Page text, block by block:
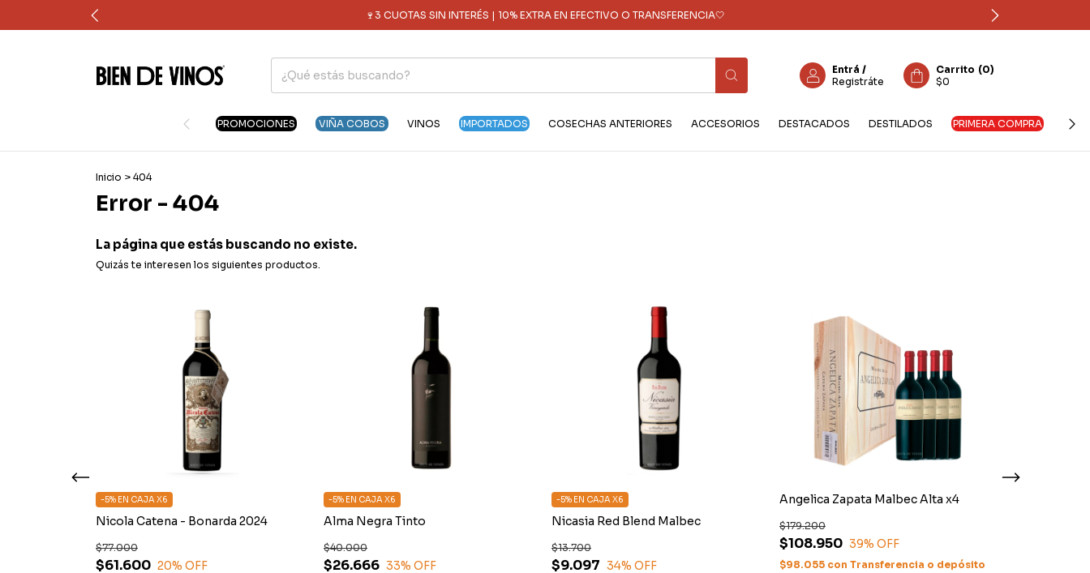
🍷3 CUOTAS SIN INTERÉS | 10% EXTRA EN EFECTIVO O TRANSFERENCIA🤍
Entrá /
Registráte
Carrito (0)
$0
PROMOCIONES VIÑA COBOS VINOS IMPORTADOS COSECHAS ANTERIORES ACCESORIOS DESTACADOS DESTILADOS PRIMERA COMPRA
Inicio > 404
Error - 404
La página que estás buscando no existe.
Quizás te interesen los siguientes productos.
Nicola Catena - Bonarda 2024
$61.600
$77.000
20% OFF
-5% EN CAJA X6
Alma Negra Tinto
$26.666
$40.000
33% OFF
-5% EN CAJA X6
Nicasia Red Blend Malbec
$9.097
$13.700
34% OFF
-5% EN CAJA X6 Angelica Zapata Malbec Alta x4
$108.950
$179.200
39% OFF
$98.055 con Transferencia o depósito